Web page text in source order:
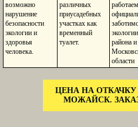
возможно
нарушение
безопасности
экологии и
здоровья
человека.
различных
приусадебных
участках как
временный
туалет.
работаем
района и
области
ЦЕНА НА ОТКАЧКУ
МОЖАЙСК.